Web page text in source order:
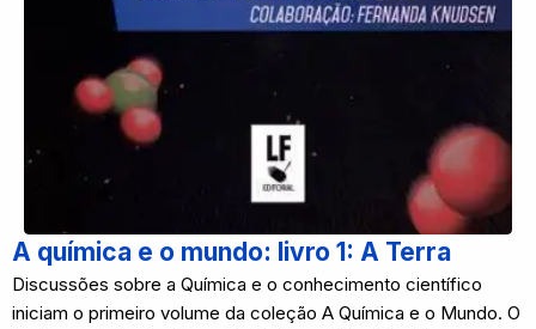
A química e o mundo: livro 1: A Terra
Discussões sobre a Química e o conhecimento científico
iniciam o primeiro volume da coleção A Química e o Mundo. O